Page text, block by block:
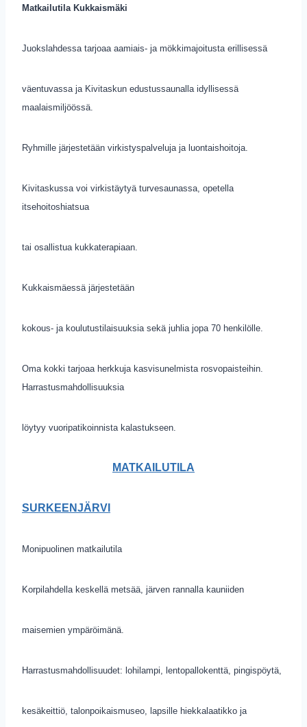
Matkailutila Kukkaismäki
Juokslahdessa tarjoaa aamiais- ja mökkimajoitusta erillisessä
väentuvassa ja Kivitaskun edustussaunalla idyllisessä
maalaismiljöössä.
Ryhmille järjestetään virkistyspalveluja ja luontaishoitoja.
Kivitaskussa voi virkistäytyä turvesaunassa, opetella
itsehoitoshiatsua
tai osallistua kukkaterapiaan.
Kukkaismäessä järjestetään
kokous- ja koulutustilaisuuksia sekä juhlia jopa 70 henkilölle.
Oma kokki tarjoaa herkkuja kasvisunelmista rosvopaisteihin.
Harrastusmahdollisuuksia
löytyy vuoripatikoinnista kalastukseen.
MATKAILUTILA
SURKEENJÄRVI
Monipuolinen matkailutila
Korpilahdella keskellä metsää, järven rannalla kauniiden
maisemien ympäröimänä.
Harrastusmahdollisuudet: lohilampi, lentopallokenttä, pingispöytä,
kesäkeittiö, talonpoikaismuseo, lapsille hiekkalaatikko ja